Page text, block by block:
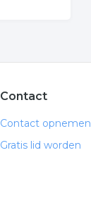
Contact
Contact opnemen
Gratis lid worden